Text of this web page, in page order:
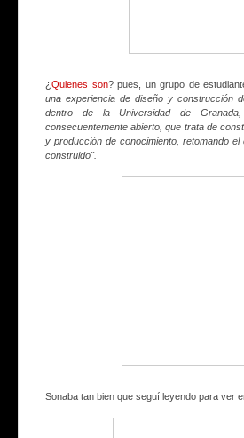
¿ Quienes son? pues, un grupo de
una experiencia de diseño y construcción
dentro de la Universidad de
consecuentemente abierto, que trata de
y producción de conocimiento, retomando
construido".
Sonaba tan bien que seguí leyendo para ver